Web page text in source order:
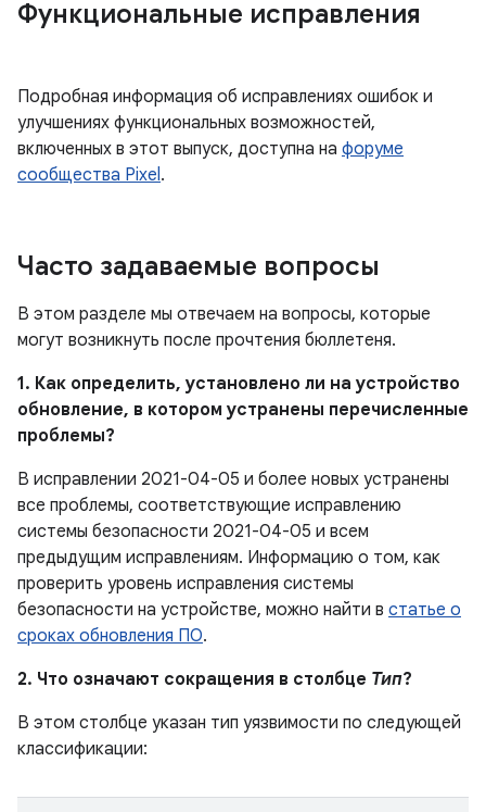
Функциональные исправления
Подробная информация об исправлениях ошибок и
улучшениях функциональных возможностей,
включенных в этот выпуск, доступна на форуме
сообщества Pixel.
Часто задаваемые вопросы
В этом разделе мы отвечаем на вопросы, которые
могут возникнуть после прочтения бюллетеня.
1. Как определить, установлено ли на устройство
обновление, в котором устранены перечисленные
проблемы?
В исправлении 2021-04-05 и более новых устранены
все проблемы, соответствующие исправлению
системы безопасности 2021-04-05 и всем
предыдущим исправлениям. Информацию о том, как
проверить уровень исправления системы
безопасности на устройстве, можно найти в статье о
сроках обновления ПО.
2. Что означают сокращения в столбце Тип?
В этом столбце указан тип уязвимости по следующей
классификации: